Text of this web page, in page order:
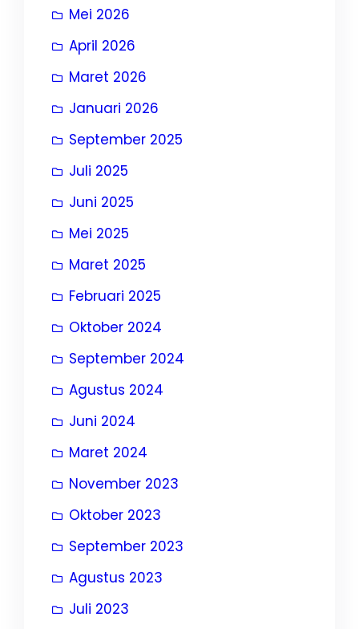
Mei 2026
April 2026
Maret 2026
Januari 2026
September 2025
Juli 2025
Juni 2025
Mei 2025
Maret 2025
Februari 2025
Oktober 2024
September 2024
Agustus 2024
Juni 2024
Maret 2024
November 2023
Oktober 2023
September 2023
Agustus 2023
Juli 2023